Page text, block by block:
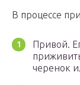
В процессе
Привой.
черенок